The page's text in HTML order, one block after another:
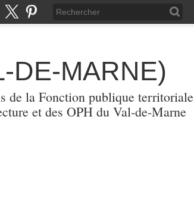
DE-MARNE)
de la Fonction publique territoriale
et des OPH du Val-de-Marne